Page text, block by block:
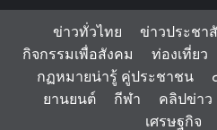
ข่าวทั่วไทย ข่าวประชา
กิจกรรมเพื่อสังคม
ท่องเที่ยว
กฏหมายน่ารู้ คู่ประชาชน
ยานยนต์
กีฬา คลิปข่าว
เศรษฐกิจ